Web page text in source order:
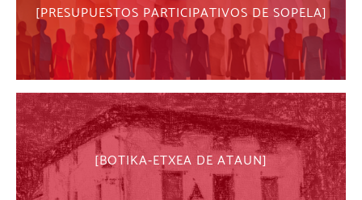
PRESUPUESTOS PARTICIPATIVOS DE SOPELA
BOTIKA-ETXEA DE ATAUN